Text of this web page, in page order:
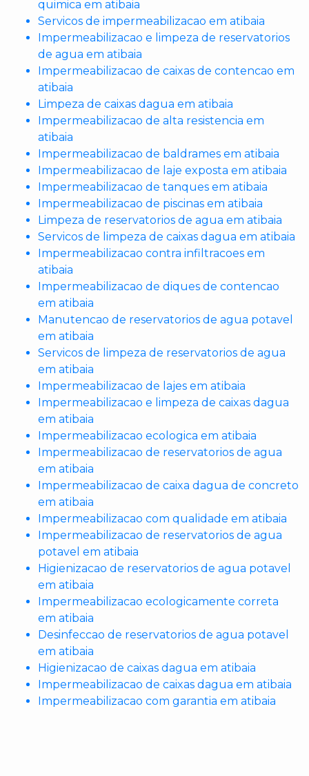
quimica em atibaia
Servicos de impermeabilizacao em atibaia
Impermeabilizacao e limpeza de reservatorios
de agua em atibaia
Impermeabilizacao de caixas de contencao em
atibaia
Limpeza de caixas dagua em atibaia
Impermeabilizacao de alta resistencia em
atibaia
Impermeabilizacao de baldrames em atibaia
Impermeabilizacao de laje exposta em atibaia
Impermeabilizacao de tanques em atibaia
Impermeabilizacao de piscinas em atibaia
Limpeza de reservatorios de agua em atibaia
Servicos de limpeza de caixas dagua em atibaia
Impermeabilizacao contra infiltracoes em
atibaia
Impermeabilizacao de diques de contencao
em atibaia
Manutencao de reservatorios de agua potavel
em atibaia
Servicos de limpeza de reservatorios de agua
em atibaia
Impermeabilizacao de lajes em atibaia
Impermeabilizacao e limpeza de caixas dagua
em atibaia
Impermeabilizacao ecologica em atibaia
Impermeabilizacao de reservatorios de agua
em atibaia
Impermeabilizacao de caixa dagua de concreto
em atibaia
Impermeabilizacao com qualidade em atibaia
Impermeabilizacao de reservatorios de agua
potavel em atibaia
Higienizacao de reservatorios de agua potavel
em atibaia
Impermeabilizacao ecologicamente correta
em atibaia
Desinfeccao de reservatorios de agua potavel
em atibaia
Higienizacao de caixas dagua em atibaia
Impermeabilizacao de caixas dagua em atibaia
Impermeabilizacao com garantia em atibaia